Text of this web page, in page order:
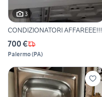
3
CONDIZIONATORI AFFAREEE!!!
700 €
Palermo(PA)